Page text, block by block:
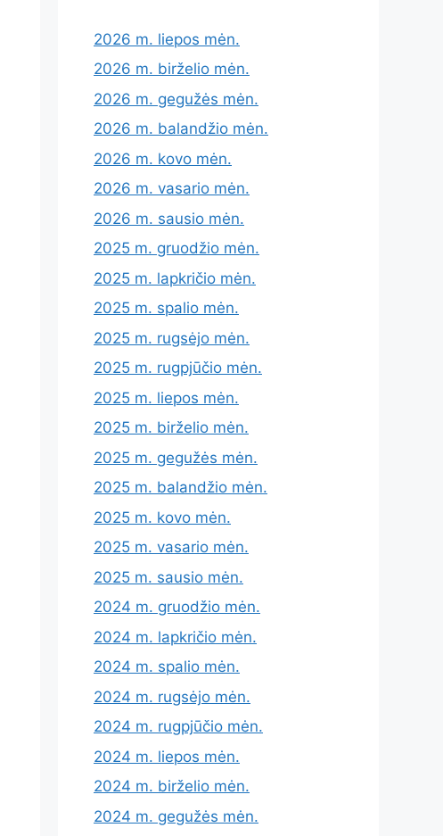
2026 m. liepos mėn.
2026 m. birželio mėn.
2026 m. gegužės mėn.
2026 m. balandžio mėn.
2026 m. kovo mėn.
2026 m. vasario mėn.
2026 m. sausio mėn.
2025 m. gruodžio mėn.
2025 m. lapkričio mėn.
2025 m. spalio mėn.
2025 m. rugsėjo mėn.
2025 m. rugpjūčio mėn.
2025 m. liepos mėn.
2025 m. birželio mėn.
2025 m. gegužės mėn.
2025 m. balandžio mėn.
2025 m. kovo mėn.
2025 m. vasario mėn.
2025 m. sausio mėn.
2024 m. gruodžio mėn.
2024 m. lapkričio mėn.
2024 m. spalio mėn.
2024 m. rugsėjo mėn.
2024 m. rugpjūčio mėn.
2024 m. liepos mėn.
2024 m. birželio mėn.
2024 m. gegužės mėn.